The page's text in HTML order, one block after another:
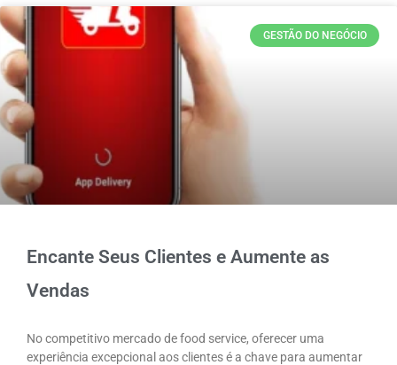
GESTÃO DO NEGÓCIO
Encante Seus Clientes e Aumente as
Vendas
No competitivo mercado de food service, oferecer uma
experiência excepcional aos clientes é a chave para aumentar